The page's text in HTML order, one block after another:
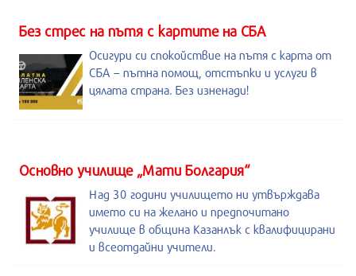
Без стрес на пътя с картите на СБА
Осигури си спокойствие на пътя с карта от
СБА – пътна помощ, отстъпки и услуги в
цялата страна. Без изненади!
Основно училище „Мати Болгария“
Над 30 години училището ни утвърждава
името си на желано и предпочитано
училище в община Казанлък с квалифицирани
и всеотдайни учители.